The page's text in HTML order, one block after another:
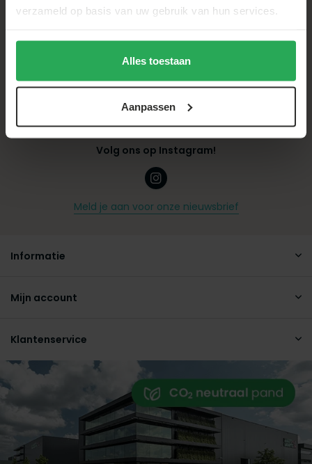
verzameld op basis van uw gebruik van hun services.
Alles toestaan
Aanpassen
Thuiswinkel Waarborg
Volg ons op Instagram!
Meld je aan voor onze nieuwsbrief
Informatie
Mijn account
Klantenservice